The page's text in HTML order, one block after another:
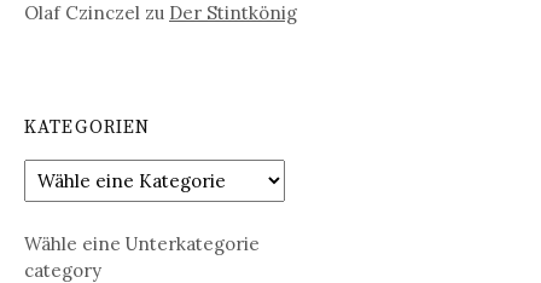
Olaf Czinczel zu Der Stintkönig
KATEGORIEN
Wähle eine Unterkategorie
category